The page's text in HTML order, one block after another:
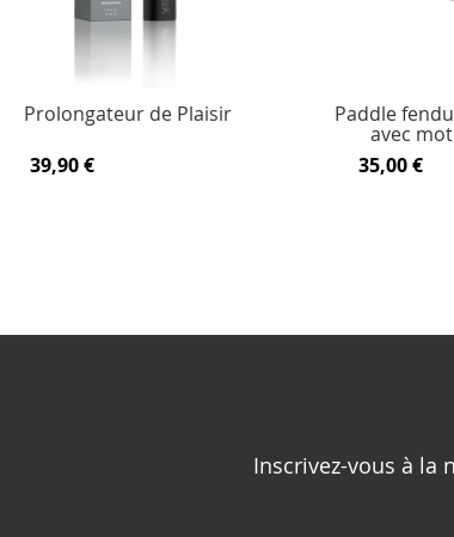
Prolongateur de Plaisir
39,90 €
Paddle
avec
35,00 €
Inscrivez-vous à la